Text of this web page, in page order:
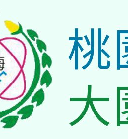
桃
大